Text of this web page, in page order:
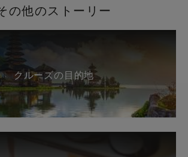
の他のストーリー
クルーズの目的地